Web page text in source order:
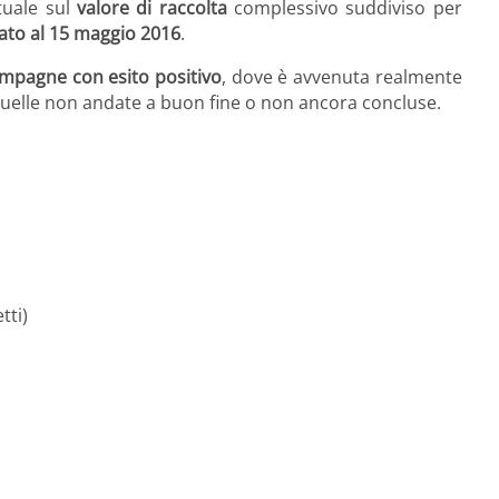
sul valore di raccoltacomplessivo suddiviso per
al 15 maggio 2016.
con esito positivo, dove è avvenuta realmente
non andate a buon fine o non ancora concluse.